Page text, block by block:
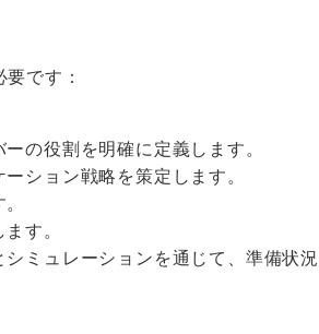
です：
の役割を明確に定義します。
ション戦略を策定します。
す。
ミュレーションを通じて、準備状況